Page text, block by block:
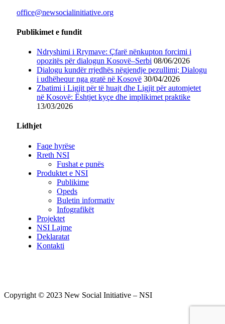
office@newsocialinitiative.org
Publikimet e fundit
Ndryshimi i Rrymave: Çfarë nënkupton forcimi i
opozitës për dialogun Kosovë–Serbi 08/06/2026
Dialogu kundër rrjedhës nëgjendje pezullimi; Dialogu
i udhëhequr nga gratë në Kosovë 30/04/2026
Zbatimi i Ligjit për të huajt dhe Ligjit për automjetet
në Kosovë: Ështjet kyçe dhe implikimet praktike
13/03/2026
Lidhjet
Faqe hyrëse
Rreth NSI
Fushat e punës
Produktet e NSI
Publikime
Opeds
Buletin informativ
Infografikët
Projektet
NSI Lajme
Deklaratat
Kontakti
Copyright © 2023 New Social Initiative – NSI